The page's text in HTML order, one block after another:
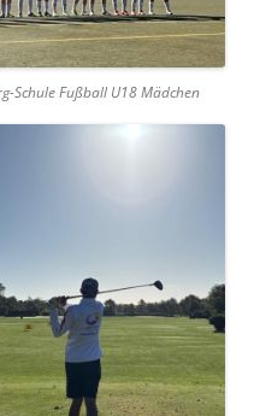
Schule Fußball U18 Mädchen